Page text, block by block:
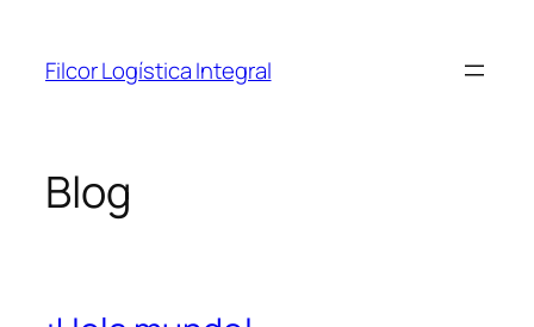
contenido
Filcor Logística Integral
Blog